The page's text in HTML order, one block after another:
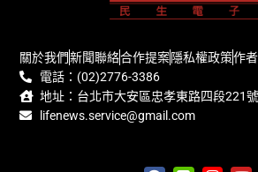
關於我們新聞聯絡合作提案隱私權政策作
電話：(02)2776-3386
地址：台北市大安區忠孝東路四段221
lifenews.service@gmail.com